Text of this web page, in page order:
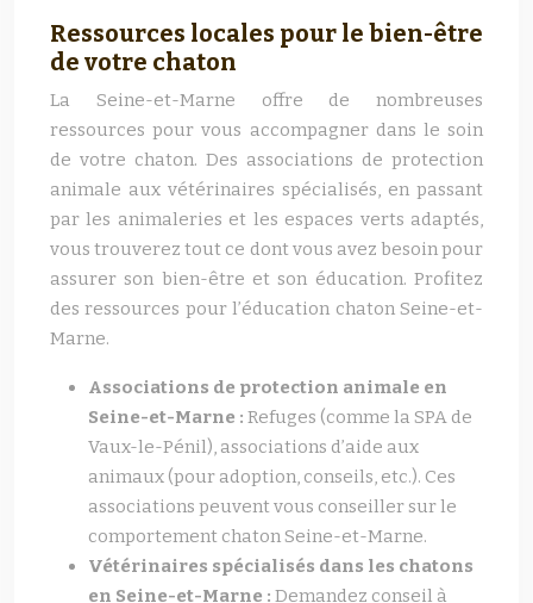
Ressources locales pour le bien-être
de votre chaton
La Seine-et-Marne offre de nombreuses
ressources pour vous accompagner dans le soin
de votre chaton. Des associations de protection
animale aux vétérinaires spécialisés, en passant
par les animaleries et les espaces verts adaptés,
vous trouverez tout ce dont vous avez besoin pour
assurer son bien-être et son éducation. Profitez
des ressources pour l’éducation chaton Seine-et-
Marne.
Associations de protection animale en
Seine-et-Marne : Refuges (comme la SPA de
Vaux-le-Pénil), associations d’aide aux
animaux (pour adoption, conseils, etc.). Ces
associations peuvent vous conseiller sur le
comportement chaton Seine-et-Marne.
Vétérinaires spécialisés dans les chatons
en Seine-et-Marne : Demandez conseil à